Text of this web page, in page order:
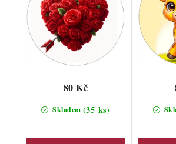
Skladem (35 ks)
80 Kč